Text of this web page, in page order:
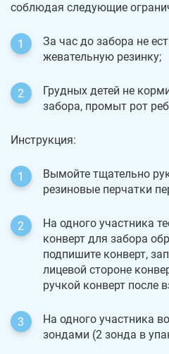
соблюдая следующие
За час до забора не
жевательную резинку;
Грудных детей не
забора, промыт рот
Инструкция:
Вымойте тщательно
резиновые перчатки
На одного участника
конверт для забора
подпишите конверт,
лицевой стороне
ручкой конверт после
На одного участника
зондами (2 зонда в